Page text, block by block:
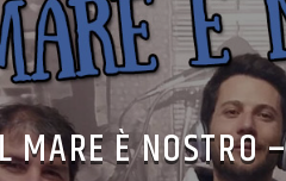
MARE È NOSTRO